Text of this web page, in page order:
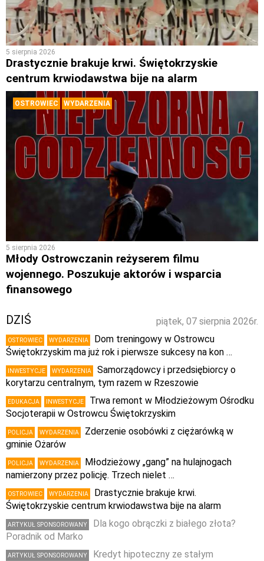
5 sierpnia 2026
Drastycznie brakuje krwi. Świętokrzyskie
centrum krwiodawstwa bije na alarm
OSTROWIEC WYDARZENIA
5 sierpnia 2026
Młody Ostrowczanin reżyserem filmu
wojennego. Poszukuje aktorów i wsparcia
finansowego
piątek, 07 sierpnia 2026r.
DZIŚ
OSTROWIEC WYDARZENIA
Dom treningowy w Ostrowcu
Świętokrzyskim ma już rok i pierwsze sukcesy na kon …
INWESTYCJE WYDARZENIA
Samorządowcy i przedsiębiorcy o
korytarzu centralnym, tym razem w Rzeszowie
EDUKACJA INWESTYCJE
Trwa remont w Młodzieżowym Ośrodku
Socjoterapii w Ostrowcu Świętokrzyskim
POLICJA WYDARZENIA
Zderzenie osobówki z ciężarówką w
gminie Ożarów
POLICJA WYDARZENIA
Młodzieżowy „gang” na hulajnogach
namierzony przez policję. Trzech nielet …
OSTROWIEC WYDARZENIA
Drastycznie brakuje krwi.
Świętokrzyskie centrum krwiodawstwa bije na alarm
ARTYKUŁ SPONSOROWANY
Dla kogo obrączki z białego złota?
Poradnik od Marko
ARTYKUŁ SPONSOROWANY
Kredyt hipoteczny ze stałym